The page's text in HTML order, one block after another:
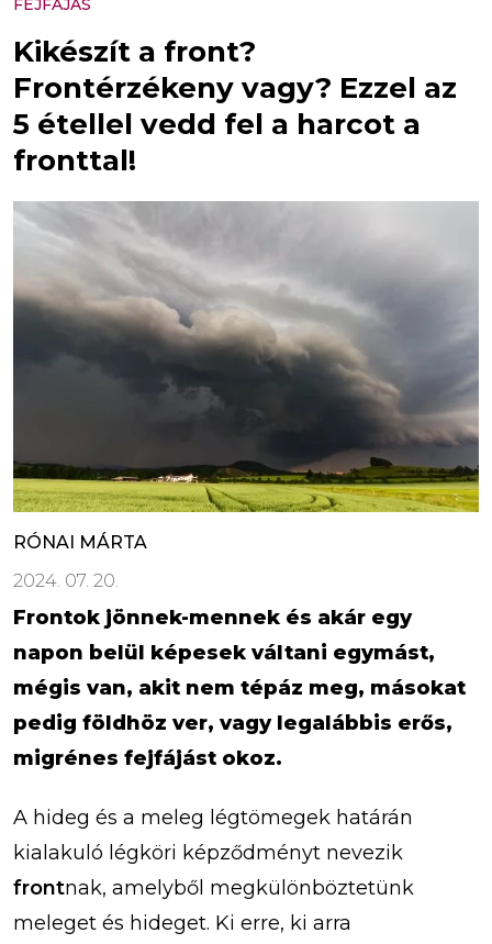
FEJFÁJÁS
Kikészít a front?
Frontérzékeny vagy? Ezzel az
5 étellel vedd fel a harcot a
fronttal!
RÓNAI MÁRTA
2024. 07. 20.
Frontok jönnek-mennek és akár egy
napon belül képesek váltani egymást,
mégis van, akit nem tépáz meg, másokat
pedig földhöz ver, vagy legalábbis erős,
migrénes fejfájást okoz.
A hideg és a meleg légtömegek határán
kialakuló légköri képződményt nevezik
frontnak, amelyből megkülönböztetünk
meleget és hideget. Ki erre, ki arra